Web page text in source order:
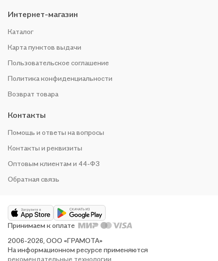
Интернет-магазин
Каталог
Карта пунктов выдачи
Пользовательское соглашение
Политика конфиденциальности
Возврат товара
Контакты
Помощь и ответы на вопросы
Контакты и реквизиты
Оптовым клиентам и 44-ФЗ
Обратная связь
2006-2026, ООО «ГРАМОТА»
На информационном ресурсе применяются
рекомендательные технологии
Принимаем к оплате